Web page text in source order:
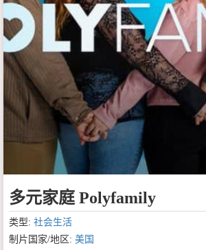
多元家庭 Polyfamily
类型: 社会生活
制片国家/地区: 美国